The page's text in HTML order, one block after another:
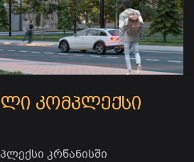
კომპლექსი
კრწანისში